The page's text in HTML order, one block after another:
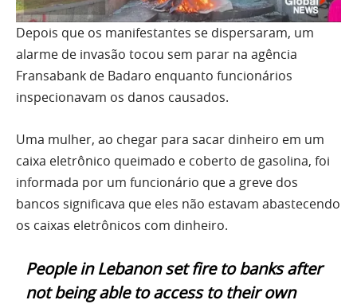
Depois que os manifestantes se dispersaram, um
alarme de invasão tocou sem parar na agência
Fransabank de Badaro enquanto funcionários
inspecionavam os danos causados.
Uma mulher, ao chegar para sacar dinheiro em um
caixa eletrônico queimado e coberto de gasolina, foi
informada por um funcionário que a greve dos
bancos significava que eles não estavam abastecendo
os caixas eletrônicos com dinheiro.
People in Lebanon set fire to banks after
not being able to access to their own